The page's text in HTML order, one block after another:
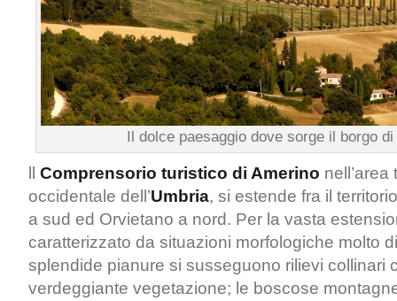
Il dolce paesaggio dove sorge il borgo di
Comprensorio turistico di Amerino nell’area
occidentale dell’Umbria, si estende fra il
a sud ed Orvietano a nord. Per la vasta
caratterizzato da situazioni morfologiche molto
splendide pianure si susseguono rilievi collinari
verdeggiante vegetazione; le boscose